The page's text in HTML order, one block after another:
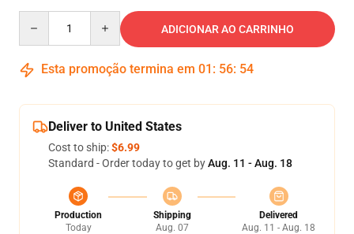
ADICIONAR AO CARRINHO
Esta promoção termina em 01 : 56: 54
Deliver to United States
Cost to ship:$6.99
Standard - Order today to get byAug. 11 - Aug. 18
Production
Today
Shipping
Aug. 07
Delivered
Aug. 11 - Aug. 18